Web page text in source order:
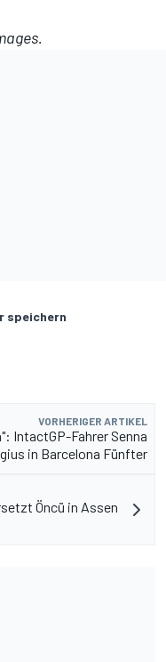
.
speichern
VORHERIGER ARTIKEL
IntactGP-Fahrer Senna
in Barcelona Fünfter
Öncü in Assen